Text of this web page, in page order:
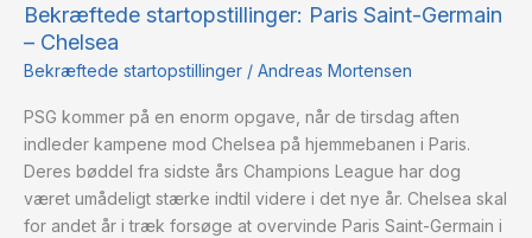
Bekræftede startopstillinger: Paris Saint-Germain
– Chelsea
Bekræftede startopstillinger / Andreas Mortensen
PSG kommer på en enorm opgave, når de tirsdag aften
indleder kampene mod Chelsea på hjemmebanen i Paris.
Deres bøddel fra sidste års Champions League har dog
været umådeligt stærke indtil videre i det nye år. Chelsea skal
for andet år i træk forsøge at overvinde Paris Saint-Germain i
Paris
Saint-
Germain
Chelsea